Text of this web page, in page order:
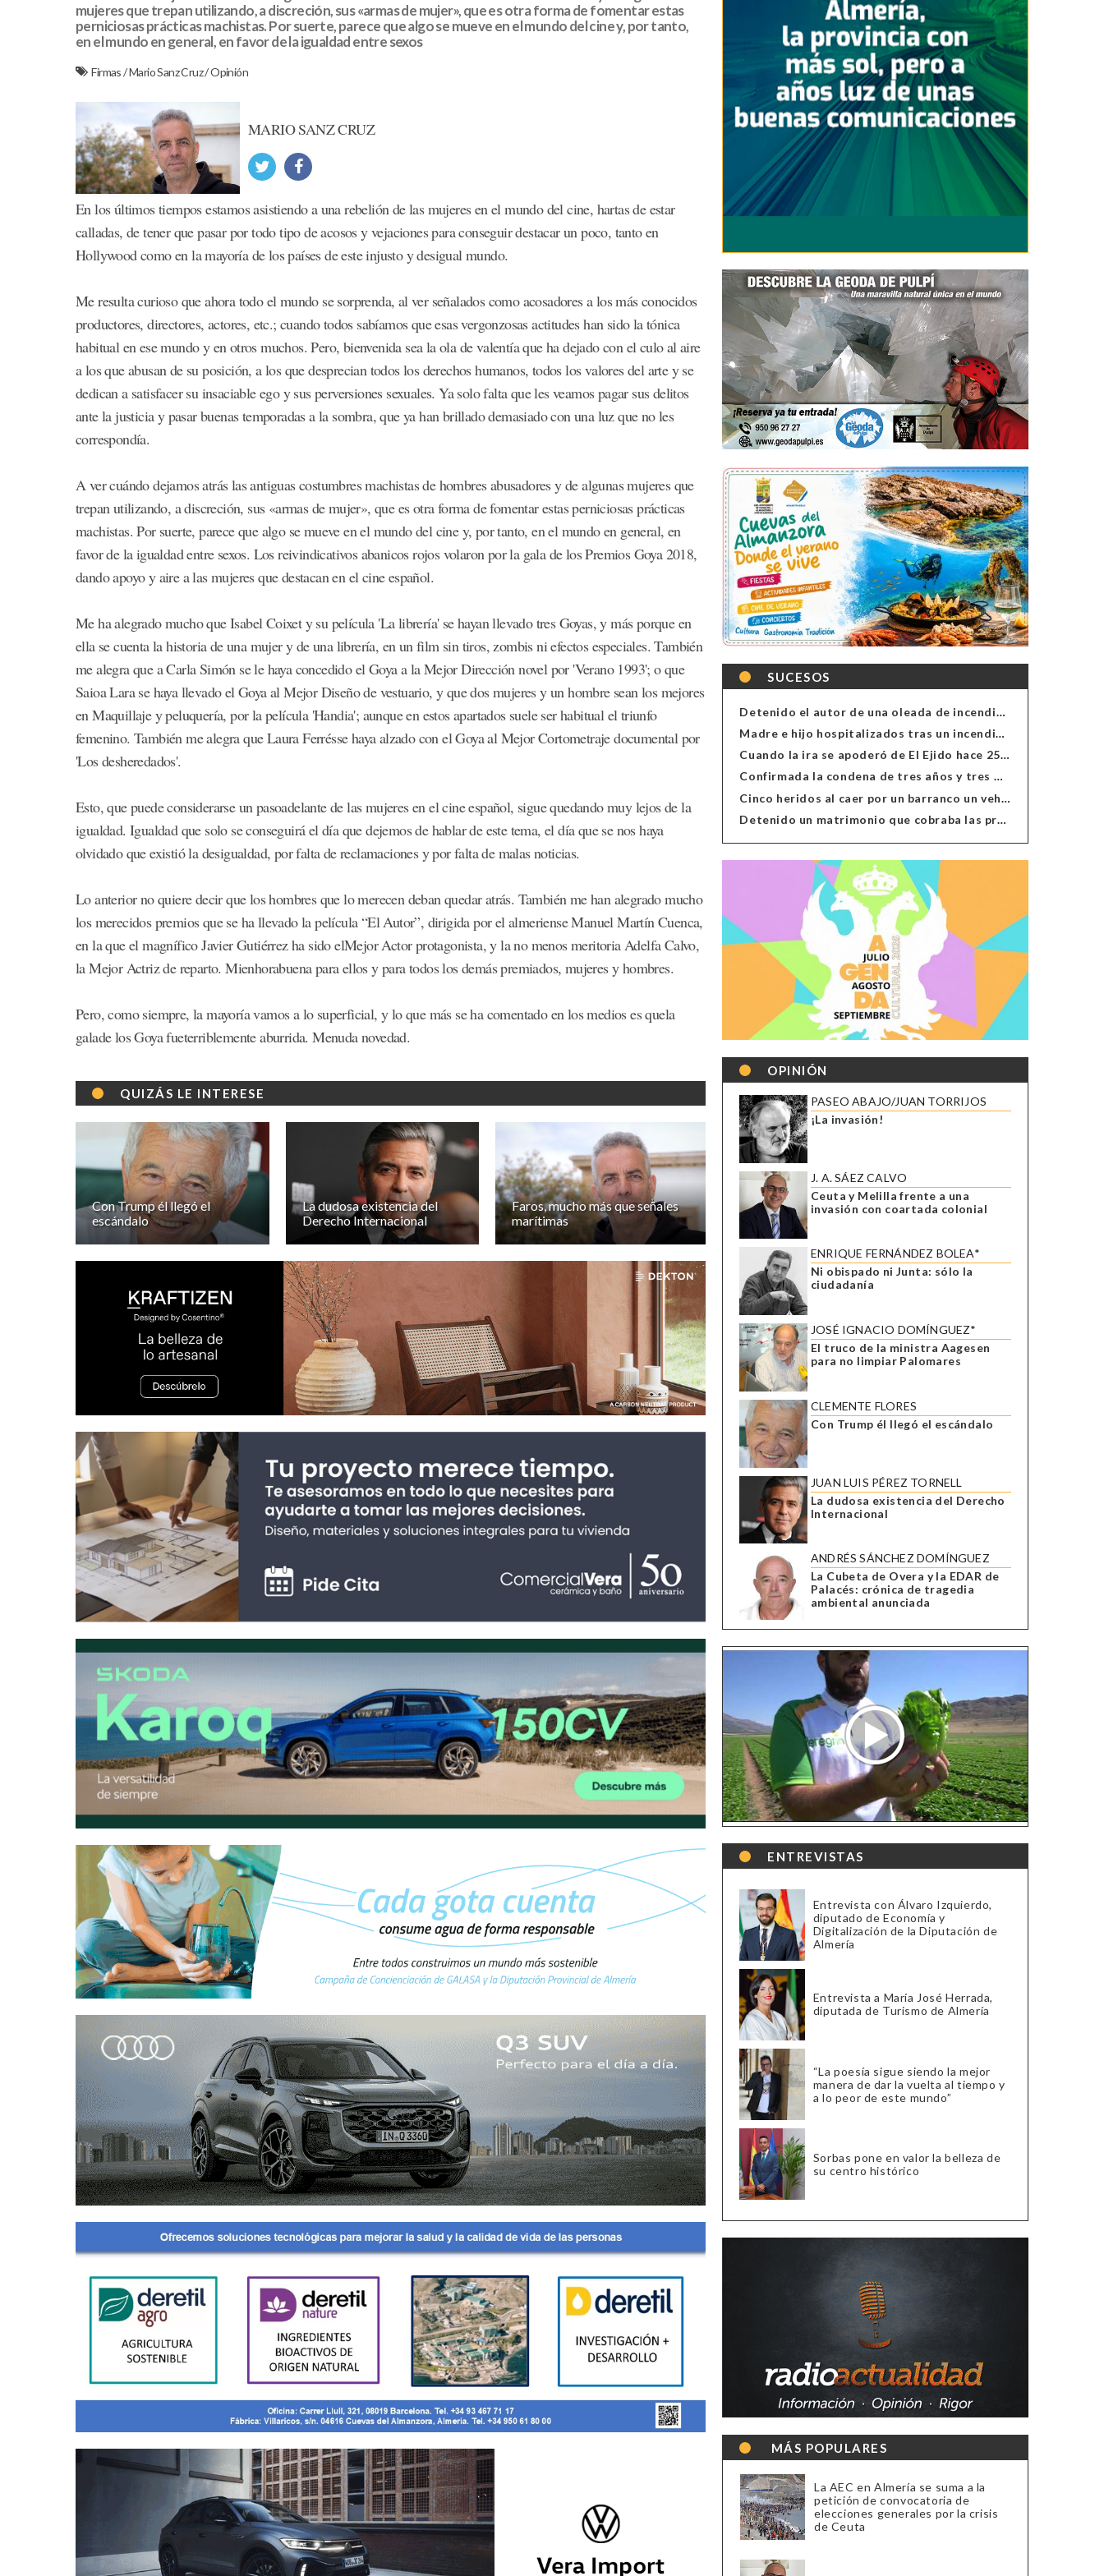
mujeres que trepan utilizando, a discreción, sus «armas de mujer», que es otra forma de fomentar estas
perniciosas prácticas machistas. Por suerte, parece que algo se mueve en el mundo del cine y, por tanto,
en el mundo en general, en favor de la igualdad entre sexos
Firmas/Mario Sanz Cruz/Opinión
MARIO SANZ CRUZ
En los últimos tiempos estamos asistiendo a una rebelión de las mujeres en el mundo del cine, hartas de estar
calladas, de tener que pasar por todo tipo de acosos y vejaciones para conseguir destacar un poco, tanto en
Hollywood como en la mayoría de los países de este injusto y desigual mundo.
Me resulta curioso que ahora todo el mundo se sorprenda, al ver señalados como acosadores a los más conocidos
productores, directores, actores, etc.; cuando todos sabíamos que esas vergonzosas actitudes han sido la tónica
habitual en ese mundo y en otros muchos. Pero, bienvenida sea la ola de valentía que ha dejado con el culo al aire
a los que abusan de su posición, a los que desprecian todos los derechos humanos, todos los valores del arte y se
dedican a satisfacer su insaciable ego y sus perversiones sexuales. Ya solo falta que les veamos pagar sus delitos
ante la justicia y pasar buenas temporadas a la sombra, que ya han brillado demasiado con una luz que no les
correspondía.
A ver cuándo dejamos atrás las antiguas costumbres machistas de hombres abusadores y de algunas mujeres que
trepan utilizando, a discreción, sus «armas de mujer», que es otra forma de fomentar estas perniciosas prácticas
machistas. Por suerte, parece que algo se mueve en el mundo del cine y, por tanto, en el mundo en general, en
favor de la igualdad entre sexos. Los reivindicativos abanicos rojos volaron por la gala de los Premios Goya 2018,
dando apoyo y aire a las mujeres que destacan en el cine español.
Me ha alegrado mucho que Isabel Coixet y su película 'La librería' se hayan llevado tres Goyas, y más porque en
ella se cuenta la historia de una mujer y de una librería, en un film sin tiros, zombis ni efectos especiales. También
me alegra que a Carla Simón se le haya concedido el Goya a la Mejor Dirección novel por 'Verano 1993'; o que
Saioa Lara se haya llevado el Goya al Mejor Diseño de vestuario, y que dos mujeres y un hombre sean los mejores
en Maquillaje y peluquería, por la película 'Handia'; aunque en estos apartados suele ser habitual el triunfo
femenino. También me alegra que Laura Ferrésse haya alzado con el Goya al Mejor Cortometraje documental por
'Los desheredados'.
Esto, que puede considerarse un pasoadelante de las mujeres en el cine español, sigue quedando muy lejos de la
igualdad. Igualdad que solo se conseguirá el día que dejemos de hablar de este tema, el día que se nos haya
olvidado que existió la desigualdad, por falta de reclamaciones y por falta de malas noticias.
Lo anterior no quiere decir que los hombres que lo merecen deban quedar atrás. También me han alegrado mucho
los merecidos premios que se ha llevado la película “El Autor”, dirigida por el almeriense Manuel Martín Cuenca,
en la que el magnífico Javier Gutiérrez ha sido elMejor Actor protagonista, y la no menos meritoria Adelfa Calvo,
la Mejor Actriz de reparto. Mienhorabuena para ellos y para todos los demás premiados, mujeres y hombres.
Pero, como siempre, la mayoría vamos a lo superficial, y lo que más se ha comentado en los medios es quela
galade los Goya fueterriblemente aburrida. Menuda novedad.
QUIZÁS LE INTERESE
Con Trump él llegó el
escándalo
La dudosa existencia del
Derecho Internacional
Faros, mucho más que señales
marítimas
SUCESOS
Detenido el autor de una oleada de incendios de contenedores en Almería
Madre e hijo hospitalizados tras un incendio en la cocina de una vivienda en Almería
Cuando la ira se apoderó de El Ejido hace 25 años
Confirmada la condena de tres años y tres meses al hombre de Antas acusado de xenofobia
Cinco heridos al caer por un barranco un vehículo en Alcolea
Detenido un matrimonio que cobraba las prestaciones de ilegales en Almería, Granada, Málaga, Huelva y Murcia
OPINIÓN
PASEO ABAJO/JUAN TORRIJOS
¡La invasión!
J. A. SÁEZ CALVO
Ceuta y Melilla frente a una
invasión con coartada colonial
ENRIQUE FERNÁNDEZ BOLEA*
Ni obispado ni Junta: sólo la
ciudadanía
JOSÉ IGNACIO DOMÍNGUEZ*
El truco de la ministra Aagesen
para no limpiar Palomares
CLEMENTE FLORES
Con Trump él llegó el escándalo
JUAN LUIS PÉREZ TORNELL
La dudosa existencia del Derecho
Internacional
ANDRÉS SÁNCHEZ DOMÍNGUEZ
La Cubeta de Overa y la EDAR de
Palacés: crónica de tragedia
ambiental anunciada
ENTREVISTAS
Entrevista con Álvaro Izquierdo,
diputado de Economía y
Digitalización de la Diputación de
Almería
Entrevista a María José Herrada,
diputada de Turismo de Almería
“La poesía sigue siendo la mejor
manera de dar la vuelta al tiempo y
a lo peor de este mundo”
Sorbas pone en valor la belleza de
su centro histórico
MÁS POPULARES
La AEC en Almería se suma a la
petición de convocatoria de
elecciones generales por la crisis
de Ceuta